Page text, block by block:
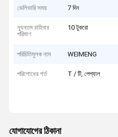
ডেলিভারি সময় 7 দিন
ন্যূনতম চাহিদার
পরিমাণ
10 টুকরো
পরিচিতিমুলক নাম WEIMENG
পরিশোধের শর্ত T / টি, পেপ্যাল
যোগাযোগের ঠিকানা